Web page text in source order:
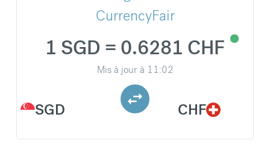
CurrencyFair
SGD
1 SGD = 0.6281 CHF
Mis à jour à 11:02
CHF